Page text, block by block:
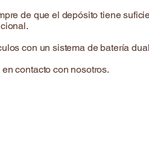
de que el depósito tiene
con un sistema de batería
contacto con nosotros.